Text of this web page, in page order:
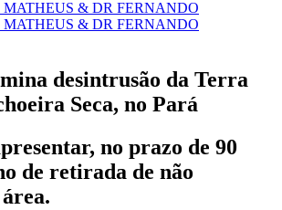
desintrusão da Terra
Seca, no Pará
no prazo de 90
de retirada de não